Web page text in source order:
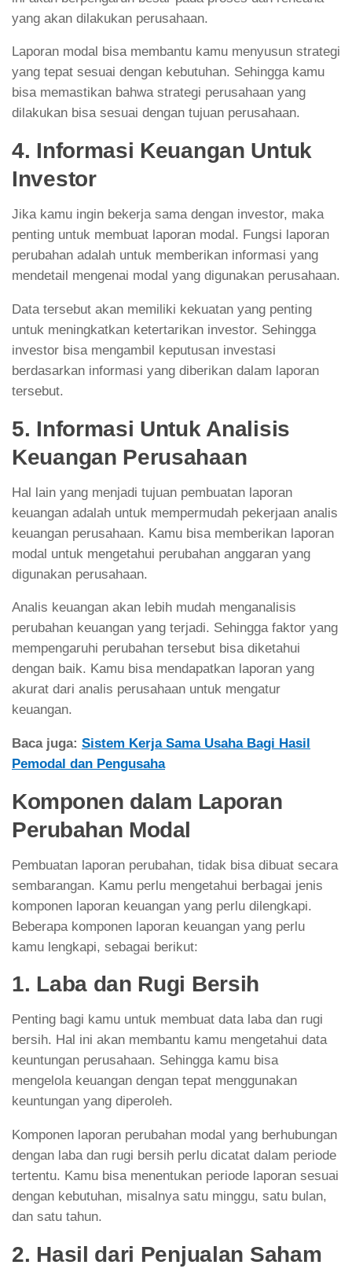
yang akan dilakukan perusahaan.
Laporan modal bisa membantu kamu menyusun strategi
yang tepat sesuai dengan kebutuhan. Sehingga kamu
bisa memastikan bahwa strategi perusahaan yang
dilakukan bisa sesuai dengan tujuan perusahaan.
4. Informasi Keuangan Untuk
Investor
Jika kamu ingin bekerja sama dengan investor, maka
penting untuk membuat laporan modal. Fungsi laporan
perubahan adalah untuk memberikan informasi yang
mendetail mengenai modal yang digunakan perusahaan.
Data tersebut akan memiliki kekuatan yang penting
untuk meningkatkan ketertarikan investor. Sehingga
investor bisa mengambil keputusan investasi
berdasarkan informasi yang diberikan dalam laporan
tersebut.
5. Informasi Untuk Analisis
Keuangan Perusahaan
Hal lain yang menjadi tujuan pembuatan laporan
keuangan adalah untuk mempermudah pekerjaan analis
keuangan perusahaan. Kamu bisa memberikan laporan
modal untuk mengetahui perubahan anggaran yang
digunakan perusahaan.
Analis keuangan akan lebih mudah menganalisis
perubahan keuangan yang terjadi. Sehingga faktor yang
mempengaruhi perubahan tersebut bisa diketahui
dengan baik. Kamu bisa mendapatkan laporan yang
akurat dari analis perusahaan untuk mengatur
keuangan.
Baca juga: Sistem Kerja Sama Usaha Bagi Hasil
Pemodal dan Pengusaha
Komponen dalam Laporan
Perubahan Modal
Pembuatan laporan perubahan, tidak bisa dibuat secara
sembarangan. Kamu perlu mengetahui berbagai jenis
komponen laporan keuangan yang perlu dilengkapi.
Beberapa komponen laporan keuangan yang perlu
kamu lengkapi, sebagai berikut:
1. Laba dan Rugi Bersih
Penting bagi kamu untuk membuat data laba dan rugi
bersih. Hal ini akan membantu kamu mengetahui data
keuntungan perusahaan. Sehingga kamu bisa
mengelola keuangan dengan tepat menggunakan
keuntungan yang diperoleh.
Komponen laporan perubahan modal yang berhubungan
dengan laba dan rugi bersih perlu dicatat dalam periode
tertentu. Kamu bisa menentukan periode laporan sesuai
dengan kebutuhan, misalnya satu minggu, satu bulan,
dan satu tahun.
2. Hasil dari Penjualan Saham